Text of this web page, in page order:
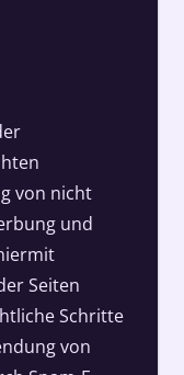
von nicht
und
Seiten
Schritte
von